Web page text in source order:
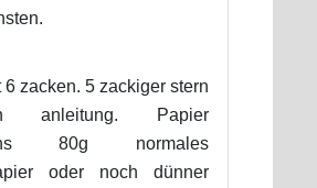
6 zacken. 5 zackiger stern
anleitung. Papier
80g normales
oder noch dünner